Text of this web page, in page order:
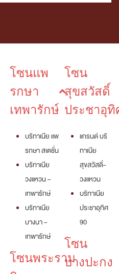
โซนแพ
รกษา
เทพารักษ์
บริทาเนีย แพ
รกษา สเตชั่น
บริทาเนีย
วงแหวน –
เทพารักษ์
บริทาเนีย
บางนา –
เทพารักษ์
โซนพระราม
โซน
สุขสวัสดิ์
ประชาอุทิ
แกรนด์ บริ
ทาเนีย
สุขสวัสดิ์-
วงแหวน
บริทาเนีย
ประชาอุทิศ
90
โซน
บางปะกง